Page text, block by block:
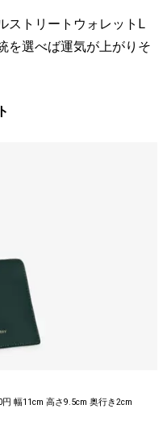
ストリートウォレットL
を選べば運気が上がりそ
幅11cm 高さ9.5cm 奥行き2cm